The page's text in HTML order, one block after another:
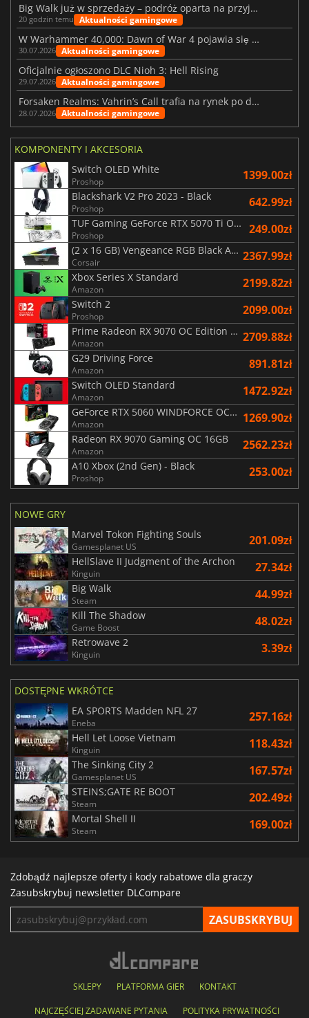
Big Walk już w sprzedaży – podróż oparta na przyjaźni
20 godzin temu Aktualności gamingowe
W Warhammer 40,000: Dawn of War 4 pojawia się frakcja Nekronów
30.07.2026 Aktualności gamingowe
Oficjalnie ogłoszono DLC Nioh 3: Hell Rising
29.07.2026 Aktualności gamingowe
Forsaken Realms: Vahrin’s Call trafia na rynek po dziesięciu latach prac
28.07.2026 Aktualności gamingowe
KOMPONENTY I AKCESORIA
Switch OLED White
Proshop 1399.00zł
Blackshark V2 Pro 2023 - Black
Proshop 642.99zł
TUF Gaming GeForce RTX 5070 Ti OC White Edition 16GB
Proshop 249.00zł
(2 x 16 GB) Vengeance RGB Black AMD Expo 6000 MHz - CAS 30
Corsair 2367.99zł
Xbox Series X Standard
Amazon 2199.82zł
Switch 2
Proshop 2099.00zł
Prime Radeon RX 9070 OC Edition 16GB
Amazon 2709.88zł
G29 Driving Force
Amazon 891.81zł
Switch OLED Standard
Amazon 1472.92zł
GeForce RTX 5060 WINDFORCE OC 8G
Amazon 1269.90zł
Radeon RX 9070 Gaming OC 16GB
Amazon 2562.23zł
A10 Xbox (2nd Gen) - Black
Proshop 253.00zł
NOWE GRY
Marvel Tokon Fighting Souls
Gamesplanet US 201.09zł
HellSlave II Judgment of the Archon
Kinguin 27.34zł
Big Walk
Steam 44.99zł
Kill The Shadow
Game Boost 48.02zł
Retrowave 2
Kinguin 3.39zł
DOSTĘPNE WKRÓTCE
EA SPORTS Madden NFL 27
Eneba 257.16zł
Hell Let Loose Vietnam
Kinguin 118.43zł
The Sinking City 2
Gamesplanet US 167.57zł
STEINS;GATE RE BOOT
Steam 202.49zł
Mortal Shell II
Steam 169.00zł
Zdobądź najlepsze oferty i kody rabatowe dla graczy
Zasubskrybuj newsletter DLCompare
SKLEPY PLATFORMA GIER KONTAKT
NAJCZĘŚCIEJ ZADAWANE PYTANIA POLITYKA PRYWATNOŚCI